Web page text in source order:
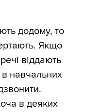
додому, то
Якщо
віддають
в навчальних
в деяких